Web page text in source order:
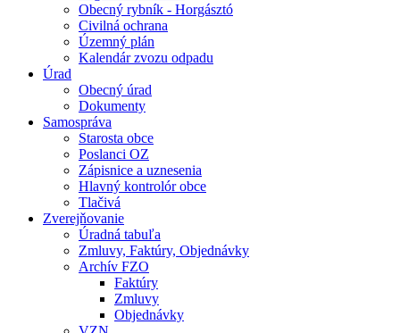
Obecný rybník - Horgásztó
Civilná ochrana
Územný plán
Kalendár zvozu odpadu
Úrad
Obecný úrad
Dokumenty
Samospráva
Starosta obce
Poslanci OZ
Zápisnice a uznesenia
Hlavný kontrolór obce
Tlačivá
Zverejňovanie
Úradná tabuľa
Zmluvy, Faktúry, Objednávky
Archív FZO
Faktúry
Zmluvy
Objednávky